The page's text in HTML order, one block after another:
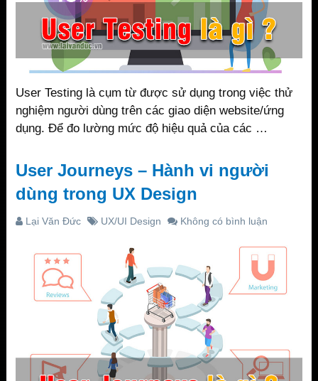
User Testing là cụm từ được sử dụng trong việc thử
nghiệm người dùng trên các giao diện website/ứng
dụng. Để đo lường mức độ hiệu quả của các …
User Journeys – Hành vi người
dùng trong UX Design
Lại Văn Đức UX/UI Design Không có bình luận